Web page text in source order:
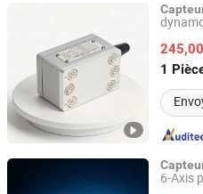
1
Tianjin Wanzhong
Tianjin, China
6-Axis
Hangzhou Maixinminwei